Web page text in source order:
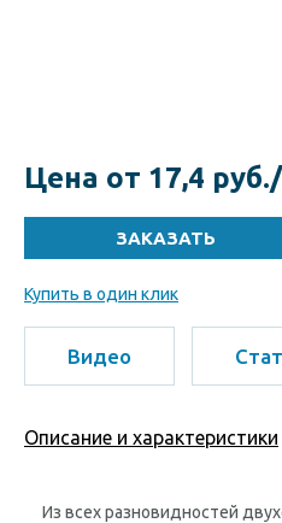
Цена от 17,4
Купить в один клик
Видео
Описание и характеристики
Из всех разновидностей